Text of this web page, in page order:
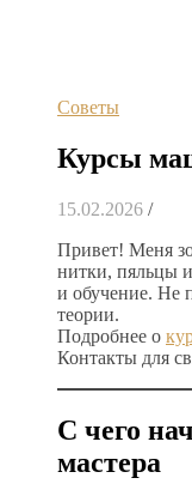
Советы
Курсы
15.02.2026 /
Привет! Меня
нитки, пяльцы
и обучение. Не
теории.
Подробнее о
Контакты для
С чего
мастера